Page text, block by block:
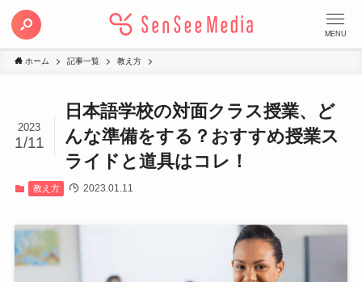
MENU
ホーム 記事一覧 教え方
日本語学校の対面クラス授業、ど
んな準備をする？おすすめ授業ス
ライドと道具はコレ！
2023
1/11
教え方 2023.01.11